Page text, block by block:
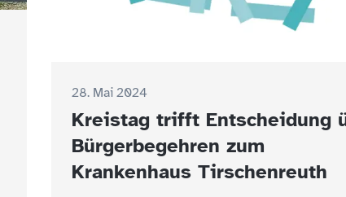
28. Mai 2024
Kreistag trifft Entscheidung
Bürgerbegehren zum
Krankenhaus Tirschenreuth